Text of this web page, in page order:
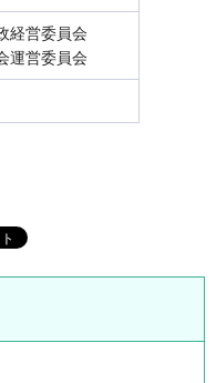
経営委員会
運営委員会